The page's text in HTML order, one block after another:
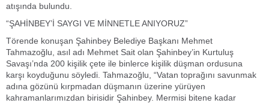
atışında bulundu.
“ŞAHİNBEY’İ SAYGI VE MİNNETLE ANIYORUZ”
Törende konuşan Şahinbey Belediye Başkanı Mehmet
Tahmazoğlu, asıl adı Mehmet Sait olan Şahinbey’in Kurtuluş
Savaşı’nda 200 kişilik çete ile binlerce kişilik düşman ordusuna
karşı koyduğunu söyledi. Tahmazoğlu, “Vatan toprağını savunmak
adına gözünü kırpmadan düşmanın üzerine yürüyen
kahramanlarımızdan birisidir Şahinbey. Mermisi bitene kadar